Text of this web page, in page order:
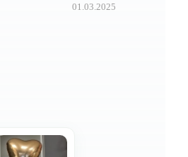
01.03.2025